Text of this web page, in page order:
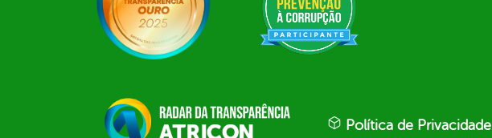
Política de Privacidade